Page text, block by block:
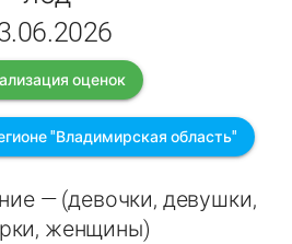
оценок
"Владимирская область"
— (девочки, девушки,
женщины)